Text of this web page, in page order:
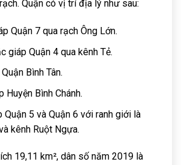
Quận có vị trí địa lý như sau:
Quận 7 qua rạch Ông Lớn.
giáp Quận 4 qua kênh Tẻ.
Bình Tân.
Huyện Bình Chánh.
Quận 5 và Quận 6 với ranh giới là
kênh Ruột Ngựa.
19,11 km², dân số năm 2019 là